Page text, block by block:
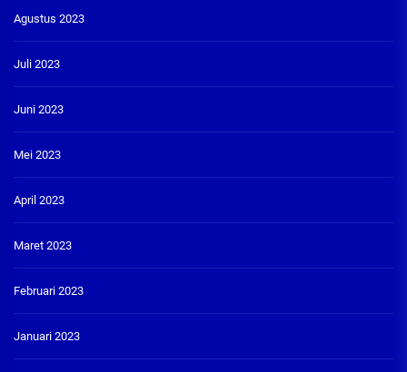
Agustus 2023
Juli 2023
Juni 2023
Mei 2023
April 2023
Maret 2023
Februari 2023
Januari 2023